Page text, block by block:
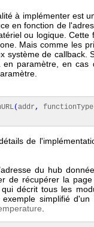
à implémenter est
en fonction de
ou logique.
Mais comme les
système de callback.
en paramètre, en
(addr, functionType
de
du hub
de récupérer la page
décrit tous les
simplifié